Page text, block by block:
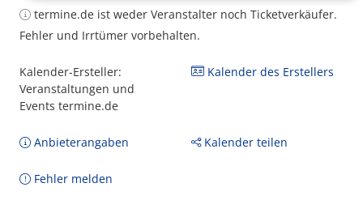
termine.de ist weder Veranstalter noch Ticketverkäufer.
Fehler und Irrtümer vorbehalten.
Kalender-Ersteller:
Veranstaltungen und
Events termine.de
Kalender des Erstellers
Anbieterangaben Kalender teilen
Fehler melden